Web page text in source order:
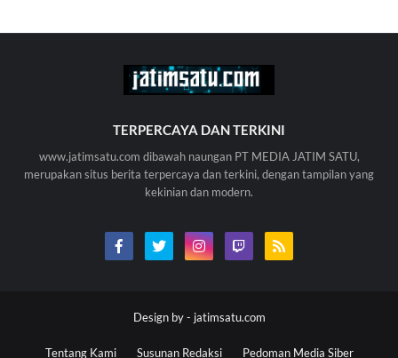
TERPERCAYA DAN TERKINI
www.jatimsatu.com dibawah naungan PT MEDIA JATIM SATU,
merupakan situs berita terpercaya dan terkini, dengan tampilan yang
kekinian dan modern.
Design by - jatimsatu.com
Tentang Kami Susunan Redaksi Pedoman Media Siber